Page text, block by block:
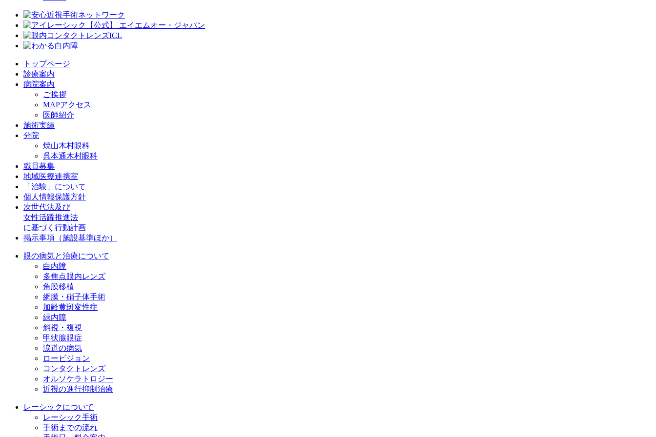
トップページ
診療案内
病院案内
ご挨拶
MAPアクセス
医師紹介
施術実績
分院
焼山木村眼科
呉本通木村眼科
職員募集
地域医療連携室
「治験」について
個人情報保護方針
次世代法及び
女性活躍推進法
に基づく行動計画
掲示事項（施設基準ほか）
眼の病気と治療について
白内障
多焦点眼内レンズ
角膜移植
網膜・硝子体手術
加齢黄斑変性症
緑内障
斜視・複視
甲状腺眼症
涙道の病気
ロービジョン
コンタクトレンズ
オルソケラトロジー
近視の進行抑制治療
レーシックについて
レーシック手術
手術までの流れ